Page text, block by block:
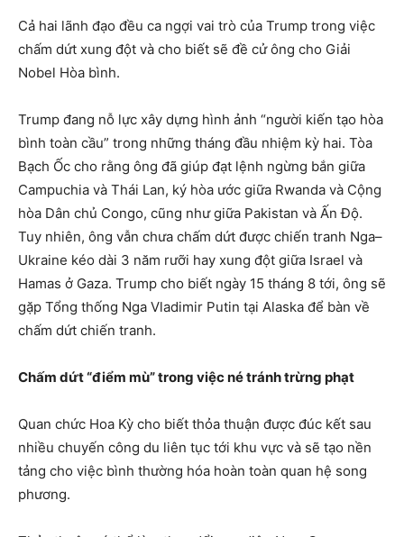
Cả hai lãnh đạo đều ca ngợi vai trò của Trump trong việc
chấm dứt xung đột và cho biết sẽ đề cử ông cho Giải
Nobel Hòa bình.
Trump đang nỗ lực xây dựng hình ảnh “người kiến tạo hòa
bình toàn cầu” trong những tháng đầu nhiệm kỳ hai. Tòa
Bạch Ốc cho rằng ông đã giúp đạt lệnh ngừng bắn giữa
Campuchia và Thái Lan, ký hòa ước giữa Rwanda và Cộng
hòa Dân chủ Congo, cũng như giữa Pakistan và Ấn Độ.
Tuy nhiên, ông vẫn chưa chấm dứt được chiến tranh Nga–
Ukraine kéo dài 3 năm rưỡi hay xung đột giữa Israel và
Hamas ở Gaza. Trump cho biết ngày 15 tháng 8 tới, ông sẽ
gặp Tổng thống Nga Vladimir Putin tại Alaska để bàn về
chấm dứt chiến tranh.
Chấm dứt “điểm mù” trong việc né tránh trừng phạt
Quan chức Hoa Kỳ cho biết thỏa thuận được đúc kết sau
nhiều chuyến công du liên tục tới khu vực và sẽ tạo nền
tảng cho việc bình thường hóa hoàn toàn quan hệ song
phương.